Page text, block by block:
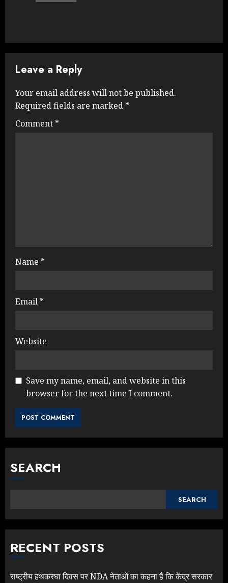
Leave a Reply
Your email address will not be published.
Required fields are marked *
Comment *
Name *
Email *
Website
Save my name, email, and website in this
browser for the next time I comment.
SEARCH
SEARCH
RECENT POSTS
राष्ट्रीय हथकरघा दिवस पर NDA नेताओं का कहना है कि केंद्र सरकार